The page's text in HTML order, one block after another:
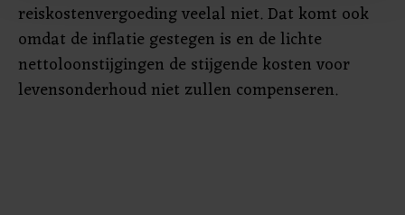
bezoek makkelijker en persoonlijker. Op
onze cookiepagina kun je ons cookiebeleid bekijken en je
gemaakte keuze altijd wijzigen of intrekken.
reiskostenvergoeding veelal niet. Dat komt ook
omdat de inflatie gestegen is en de lichte
nettoloonstijgingen de stijgende kosten voor
levensonderhoud niet zullen compenseren.